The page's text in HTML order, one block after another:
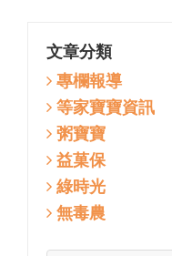
文章分類
專欄報導
等家寶寶資訊
粥寶寶
益菓保
綠時光
無毒農